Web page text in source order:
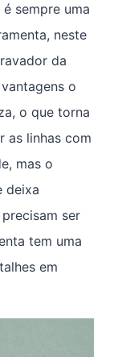
sempre uma
neste
da
o
o que torna
as linhas com
mas o
deixa
ser
tem uma
em